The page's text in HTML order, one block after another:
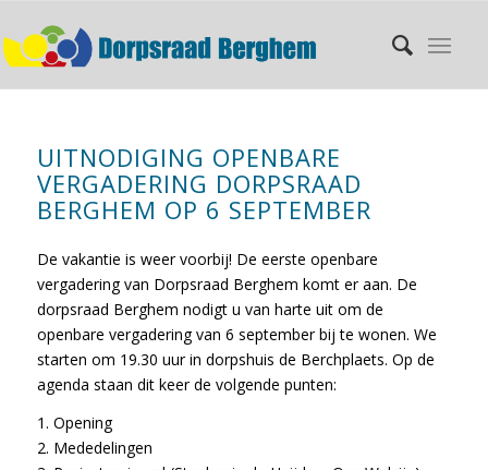
UITNODIGING OPENBARE
VERGADERING DORPSRAAD
BERGHEM OP 6 SEPTEMBER
De vakantie is weer voorbij! De eerste openbare
vergadering van Dorpsraad Berghem komt er aan. De
dorpsraad Berghem nodigt u van harte uit om de
openbare vergadering van 6 september bij te wonen. We
starten om 19.30 uur in dorpshuis de Berchplaets. Op de
agenda staan dit keer de volgende punten:
1. Opening
2. Mededelingen